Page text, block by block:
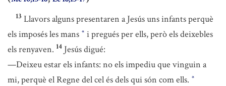
13 Llavors alguns presentaren a Jesús uns infants perquè
els imposés les mans * i pregués per ells, però els deixebles
els renyaven. 14 Jesús digué:
—Deixeu estar els infants: no els impediu que vinguin a
mi, perquè el Regne del cel és dels qui són com ells. *